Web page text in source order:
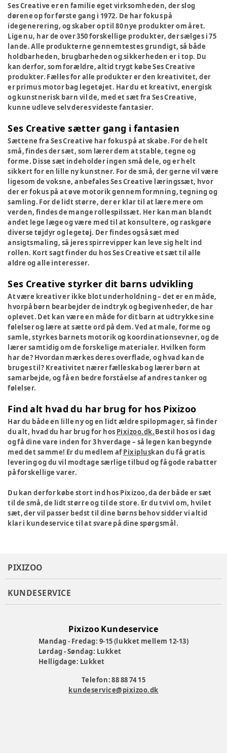
Ses Creative er en familie eget virksomheden, der slog
dørene op for første gang i 1972. De har fokus på
idegenerering, og skaber op til 80 nye produkter om året.
Lige nu, har de over 350 forskellige produkter, der sælges i 75
lande. Alle produkterne gennemtestes grundigt, så både
holdbarheden, brugbarheden og sikkerheden er i top. Du
kan derfor, som forældre, altid trygt købe Ses Creative
produkter. Fælles for alle produkter er den kreativitet, der
er primus motor bag legetøjet. Har du et kreativt, energisk
og kunstnerisk barn vil de, med et sæt fra Ses Creative,
kunne udleve selv deres videste fantasier.
Ses Creative sætter gang i fantasien
Sættene fra Ses Creative har fokus på at skabe. For de helt
små, findes der sæt, som lærer dem at stable, tegne og
forme. Disse sæt indeholder ingen små dele, og er helt
sikkert for en lille ny kunstner. For de små, der gerne vil være
ligesom de voksne, anbefales Ses Creative læringssæt, hvor
der er fokus på at øve motorik gennem formning, tegning og
samling. For de lidt større, der er klar til at lære mere om
verden, findes de mange rollespilssæt. Her kan man blandt
andet lege læge og være med til at konsultere, og raskgøre
diverse tøjdyr og legetøj. Der findes også sæt med
ansigtsmaling, så jeres spirrevipper kan leve sig helt ind
rollen. Kort sagt finder du hos Ses Creative et sæt til alle
aldre og alle interesser.
Ses Creative styrker dit barns udvikling
At være kreativ er ikke blot underholdning – det er en måde,
hvorpå børn bearbejder de indtryk og begivenheder, de har
oplevet. Det kan være en måde for dit barn at udtrykke sine
følelser og lære at sætte ord på dem. Ved at male, forme og
samle, styrkes barnets motorik og koordinationsevner, og de
lærer samtidig om de forskelige materialer. Hvilken form
har de? Hvordan mærkes deres overflade, og hvad kan de
bruges til? Kreativitet nærer fælleskab og lærer børn at
samarbejde, og få en bedre forståelse af andres tanker og
følelser.
Find alt hvad du har brug for hos Pixizoo
Har du både en lille ny og en lidt ældre spilopmager, så finder
du alt, hvad du har brug for hos Pixizoo.dk.Bestil hos os i dag
og få dine vare inden for 3 hverdage – så legen kan begynde
med det samme! Er du medlem afPixipluskan du få gratis
levering og du vil modtage særlige tilbud og få gode rabatter
på forskellige varer.
Du kan derfor købe stort ind hos Pixizoo, da der både er sæt
til de små, de lidt større og til de store. Er du tvivl om, hvilet
sæt, der vil passer bedst til dine børns behov sidder vi altid
klar i kundeservice til at svare på dine spørgsmål.
PIXIZOO
KUNDESERVICE
Pixizoo Kundeservice
Mandag - Fredag: 9-15 (lukket mellem 12-13)
Lørdag - Søndag: Lukket
Helligdage: Lukket
Telefon: 88 88 74 15
kundeservice@pixizoo.dk